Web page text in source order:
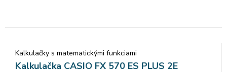
Kalkulačky s matematickými funkciami
Kalkulačka CASIO FX 570 ES PLUS 2E